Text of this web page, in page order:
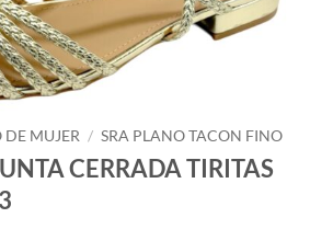
MUJER / SRA PLANO TACON FINO
CERRADA TIRITAS